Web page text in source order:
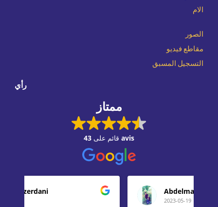
الام
الصور
مقاطع فيديو
التسجيل المسبق
رأي
ممتاز
قائم على 43 avis
Abdelmalek Zaoui